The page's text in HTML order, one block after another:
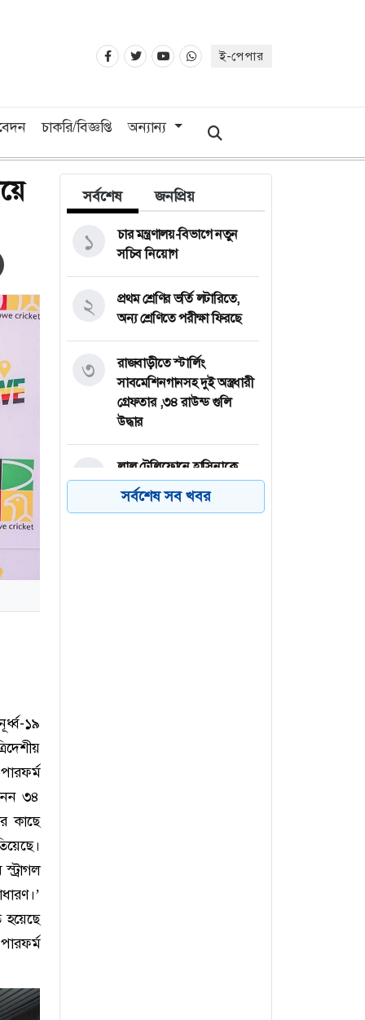
ই-পেপার
চাকরি/বিজ্ঞপ্তি অন্যান্য
১৯
৩৪
কাছে
হয়েছে
সর্বশেষ জনপ্রিয়
চার মন্ত্রণালয়-বিভাগে নতুন
সচিব নিয়োগ
১
প্রথম শ্রেণির ভর্তি লটারিতে,
অন্য শ্রেণিতে পরীক্ষা ফিরছে
২
রাজবাড়ীতে স্টার্লিং
সাবমেশিনগানসহ দুই অস্ত্রধারী
গ্রেফতার ,৩৪ রাউন্ড গুলি
উদ্ধার
৩
লাল টেলিফোনে হাসিনাকে
দেশে আসতে বললেন জুলাই
জাদুঘরের দর্শনার্থীরা
৪
সর্বশেষ সব খবর